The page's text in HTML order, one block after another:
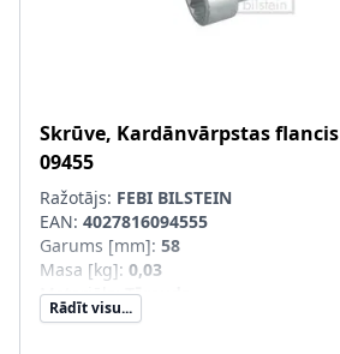
Skrūve, Kardānvārpstas flancis
09455
Ražotājs: FEBI BILSTEIN
EAN: 4027816094555
Garums [mm]: 58
Masa [kg]: 0,03
Materiāls:Tērauds
Skrūves galvas-/Uzgriežņa profils
Rādīt visu...